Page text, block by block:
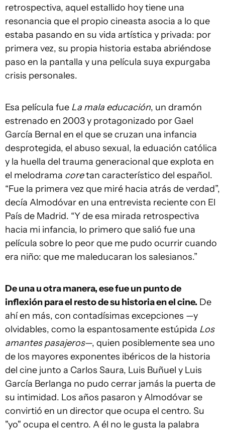
retrospectiva, aquel estallido hoy tiene una
resonancia que el propio cineasta asocia a lo que
estaba pasando en su vida artística y privada: por
primera vez, su propia historia estaba abriéndose
paso en la pantalla y una película suya expurgaba
crisis personales.
Esa película fue La mala educación, un dramón
estrenado en 2003 y protagonizado por Gael
García Bernal en el que se cruzan una infancia
desprotegida, el abuso sexual, la eduación católica
y la huella del trauma generacional que explota en
el melodrama coretan característico del español.
“Fue la primera vez que miré hacia atrás de verdad”,
decía Almodóvar en una entrevista reciente con El
País de Madrid. “Y de esa mirada retrospectiva
hacia mi infancia, lo primero que salió fue una
película sobre lo peor que me pudo ocurrir cuando
era niño: que me maleducaran los salesianos.”
De una u otra manera, ese fue un punto de
inflexión para el resto de su historia en el cine. De
ahí en más, con contadísimas excepciones —y
olvidables, como la espantosamente estúpida Los
amantes pasajeros—, quien posiblemente sea uno
de los mayores exponentes ibéricos de la historia
del cine junto a Carlos Saura, Luis Buñuel y Luis
García Berlanga no pudo cerrar jamás la puerta de
su intimidad. Los años pasaron y Almodóvar se
convirtió en un director que ocupa el centro. Su
"yo" ocupa el centro. A él no le gusta la palabra